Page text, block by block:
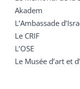
Akadem
L’Ambassade
Le CRIF
L’OSE
Le Musée d’art et